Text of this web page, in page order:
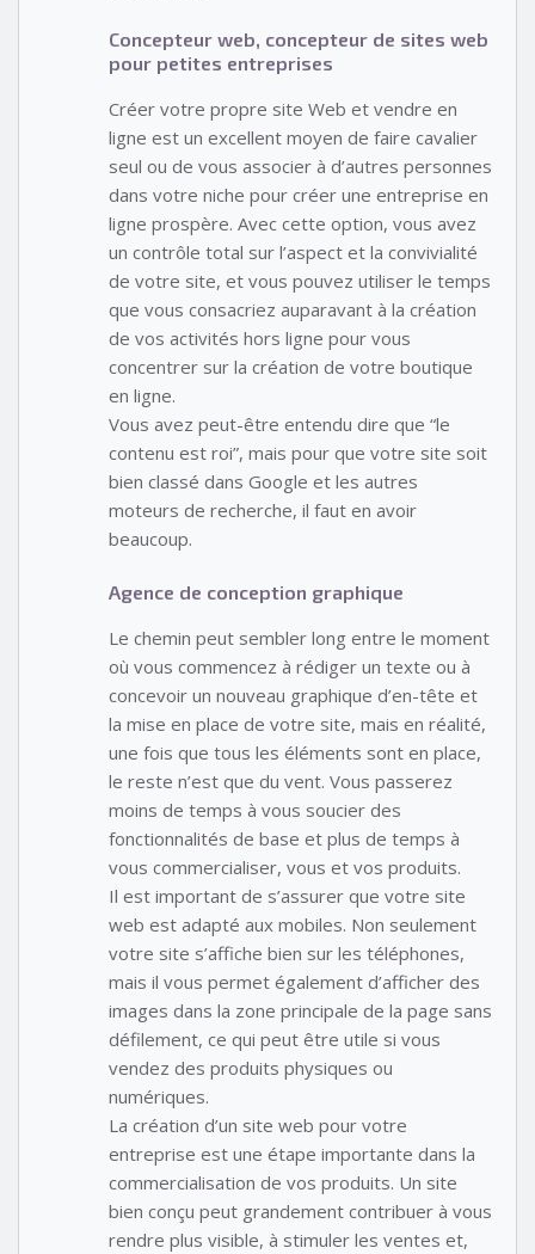
Concepteur web, concepteur de sites web
pour petites entreprises
Créer votre propre site Web et vendre en
ligne est un excellent moyen de faire cavalier
seul ou de vous associer à d’autres personnes
dans votre niche pour créer une entreprise en
ligne prospère. Avec cette option, vous avez
un contrôle total sur l’aspect et la convivialité
de votre site, et vous pouvez utiliser le temps
que vous consacriez auparavant à la création
de vos activités hors ligne pour vous
concentrer sur la création de votre boutique
en ligne.
Vous avez peut-être entendu dire que “le
contenu est roi”, mais pour que votre site soit
bien classé dans Google et les autres
moteurs de recherche, il faut en avoir
beaucoup.
Agence de conception graphique
Le chemin peut sembler long entre le moment
où vous commencez à rédiger un texte ou à
concevoir un nouveau graphique d’en-tête et
la mise en place de votre site, mais en réalité,
une fois que tous les éléments sont en place,
le reste n’est que du vent. Vous passerez
moins de temps à vous soucier des
fonctionnalités de base et plus de temps à
vous commercialiser, vous et vos produits.
Il est important de s’assurer que votre site
web est adapté aux mobiles. Non seulement
votre site s’affiche bien sur les téléphones,
mais il vous permet également d’afficher des
images dans la zone principale de la page sans
défilement, ce qui peut être utile si vous
vendez des produits physiques ou
numériques.
La création d’un site web pour votre
entreprise est une étape importante dans la
commercialisation de vos produits. Un site
bien conçu peut grandement contribuer à vous
rendre plus visible, à stimuler les ventes et,